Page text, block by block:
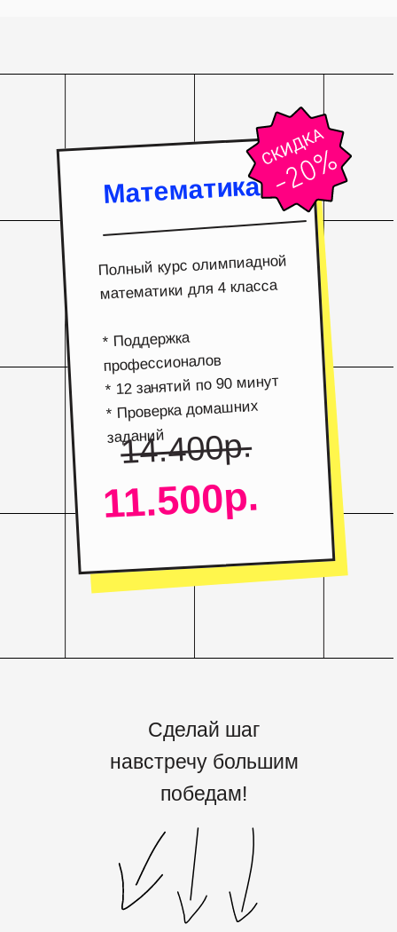
Полный курс олимпиадной
математики для 4 класса
* Поддержка
профессионалов
* 12 занятий по 90 минут
* Проверка домашних
заданий
Математика
11.500р.
14.400р.
Сделай шаг
навстречу большим
победам!